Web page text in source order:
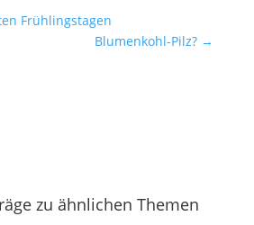
Frühlingstagen
Blumenkohl-Pilz? →
zu ähnlichen Themen